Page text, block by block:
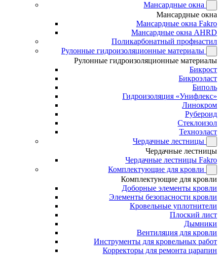
Мансардные окна
Мансардные окна
Мансардные окна Fakro
Мансардные окна AHRD
Поликарбонатный профнастил
Рулонные гидроизоляционные материалы
Рулонные гидроизоляционные материалы
Бикрост
Бикроэласт
Биполь
Гидроизоляция «Унифлекс»
Линокром
Рубероид
Стеклоизол
Техноэласт
Чердачные лестницы
Чердачные лестницы
Чердачные лестницы Fakro
Комплектующие для кровли
Комплектующие для кровли
Доборные элементы кровли
Элементы безопасности кровли
Кровельные уплотнители
Плоский лист
Дымники
Вентиляция для кровли
Инструменты для кровельных работ
Корректоры для ремонта царапин